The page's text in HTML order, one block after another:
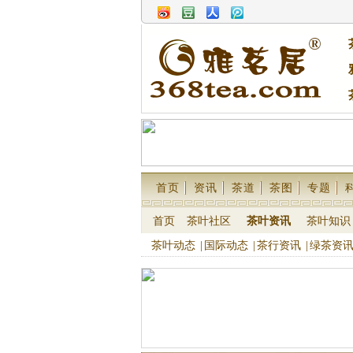
首页 资讯 茶道 茶图 专题
首页 茶叶社区 茶叶资讯 茶叶知识
茶叶动态 国际动态 茶行资讯 绿茶资讯